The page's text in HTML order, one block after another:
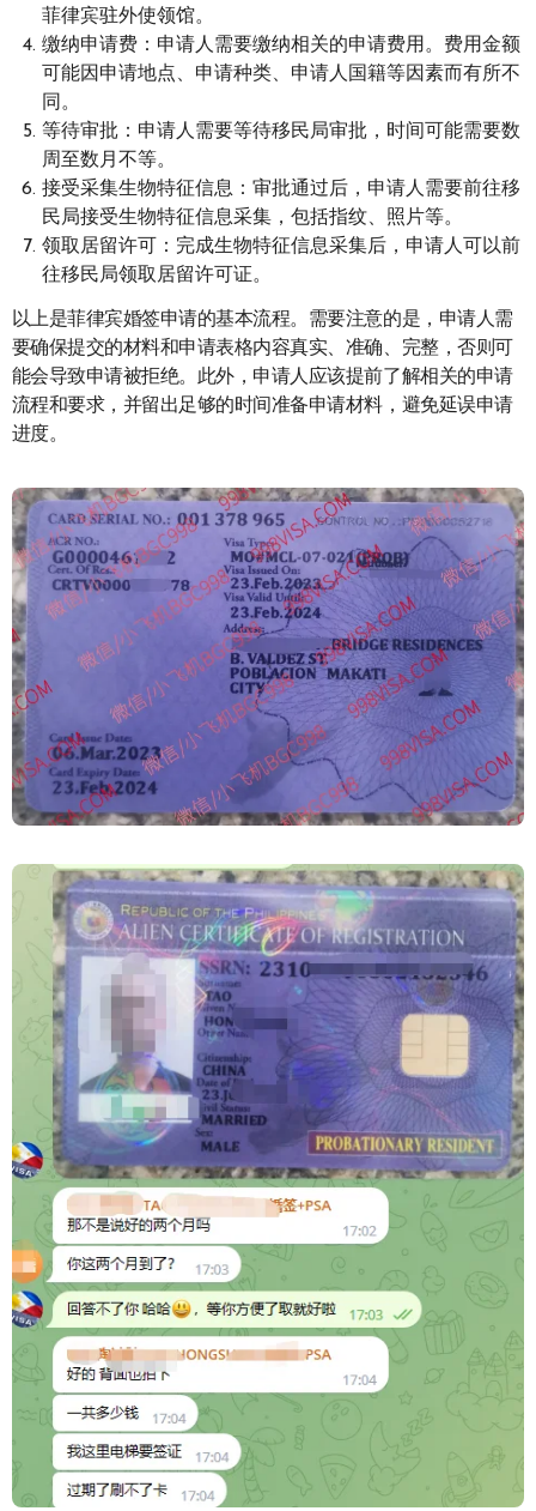
菲律宾驻外使领馆。
缴纳申请费：申请人需要缴纳相关的申请费用。费用金额
可能因申请地点、申请种类、申请人国籍等因素而有所不
同。
等待审批：申请人需要等待移民局审批，时间可能需要数
周至数月不等。
接受采集生物特征信息：审批通过后，申请人需要前往移
民局接受生物特征信息采集，包括指纹、照片等。
领取居留许可：完成生物特征信息采集后，申请人可以前
往移民局领取居留许可证。
以上是菲律宾婚签申请的基本流程。需要注意的是，申请人需
要确保提交的材料和申请表格内容真实、准确、完整，否则可
能会导致申请被拒绝。此外，申请人应该提前了解相关的申请
流程和要求，并留出足够的时间准备申请材料，避免延误申请
进度。